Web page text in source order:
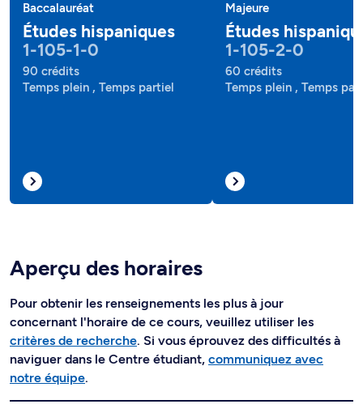
Baccalauréat
Études hispaniques
1-105-1-0
90 crédits
Temps plein , Temps partiel
Majeure
Études
1-105-2-0
60 crédits
Temps plein , Temps
Aperçu des horaires
Pour obtenir les renseignements les plus à jour
concernant l'horaire de ce cours, veuillez utiliser les
critères de recherche. Si vous éprouvez des difficultés à
naviguer dans le Centre étudiant, communiquez avec
notre équipe.